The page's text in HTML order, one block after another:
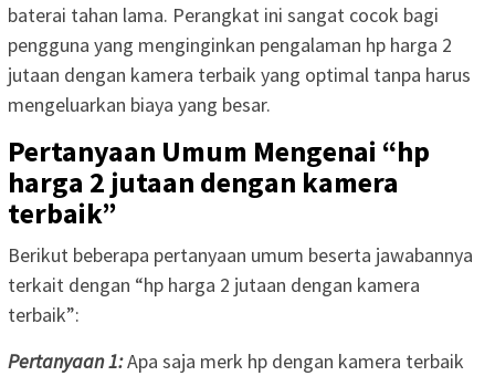
baterai tahan lama. Perangkat ini sangat cocok bagi
pengguna yang menginginkan pengalaman hp harga 2
jutaan dengan kamera terbaik yang optimal tanpa harus
mengeluarkan biaya yang besar.
Pertanyaan Umum Mengenai “hp
harga 2 jutaan dengan kamera
terbaik”
Berikut beberapa pertanyaan umum beserta jawabannya
terkait dengan “hp harga 2 jutaan dengan kamera
terbaik”:
Pertanyaan 1:Apa saja merk hp dengan kamera terbaik